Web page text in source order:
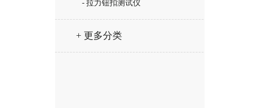
- 拉力钮扣测试仪
+ 更多分类